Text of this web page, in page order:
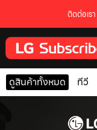
ติดต่อเรา
ดูสินค้าทั้งหมด ทีวี